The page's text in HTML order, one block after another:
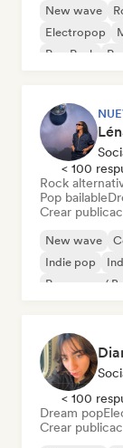
New wave
Electropop
Pop Punk
< 100
Rock
Pop bailable
Crear
New wave
Indie pop
Pop suave /
< 100
Dream pop
Crear